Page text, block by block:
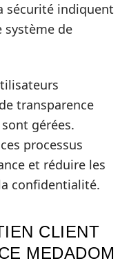
sécurité indiquent
système de
transparence
gérées.
processus
et réduire les
confidentialité.
CLIENT
MEDADOM